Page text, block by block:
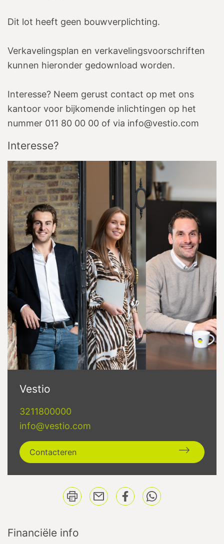
Dit lot heeft geen bouwverplichting.
Verkavelingsplan en verkavelingsvoorschriften
kunnen hieronder gedownload worden.
Interesse? Neem gerust contact op met ons
kantoor voor bijkomende inlichtingen op het
nummer 011 80 00 00 of via info@vestio.com
Interesse?
Vestio
3211800000
info@vestio.com
Contacteren
Financiële info